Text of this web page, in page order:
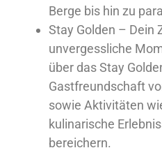
Berge bis hin zu
Stay Golden – Dein
unvergessliche
über das Stay
Gastfreundschaft
sowie Aktivitäten
kulinarische
bereichern.